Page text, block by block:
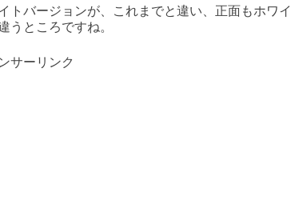
トバージョンが、これまでと違い、正面もホワ
うところですね。
サーリンク